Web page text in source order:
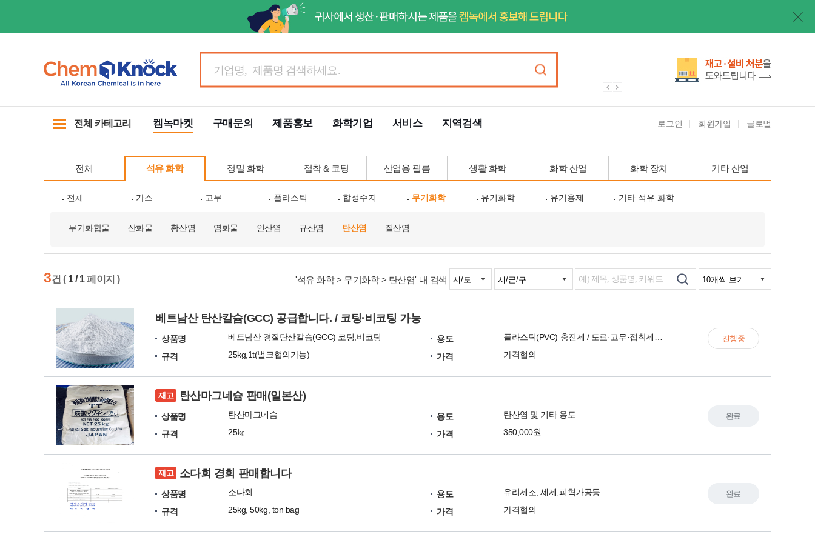
전체 카테고리 켐녹마켓 구매문의 제품홍보 화학기업 서비스 지역검색 로그인 회원가입 글로벌
전체 석유 화학 정밀 화학 접착 & 코팅 산업용 필름 생활 화학 화학 산업 화학 장치 기타 산업
전체 가스 고무 플라스틱 합성수지 무기화학 유기화학 유기용제 기타 석유 화학
무기화합물 산화물 황산염 염화물 인산염 규산염 탄산염 질산염
3건 ( 1 / 1페이지 ) '석유 화학 > 무기화학 > 탄산염' 내 검색
베트남산 탄산칼슘(GCC) 공급합니다. / 코팅·비코팅 가능
상품명
베트남산 경질탄산칼슘(GCC) 코팅,비코팅
규격
25kg,1t(벌크협의가능)
용도
가격
가격협의
진행중
재고 탄산마그네슘 판매(일본산)
상품명
탄산마그네슘
규격
25㎏
용도
탄산염 및 기타 용도
가격
350,000원
완료
재고 소다회 경회 판매합니다
상품명
소다회
규격
25kg, 50kg, ton bag
용도
유리제조, 세제,피혁가공등
가격
가격협의
완료